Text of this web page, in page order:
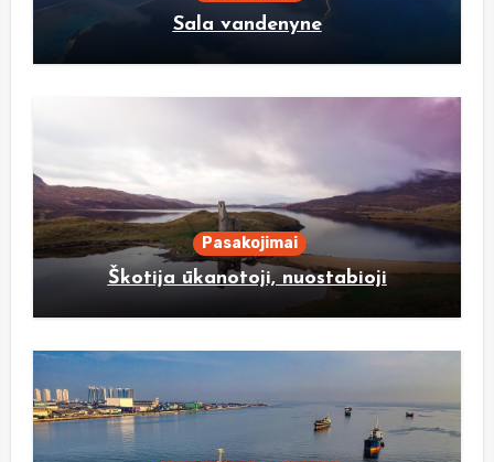
Sala vandenyne
Pasakojimai
Škotija ūkanotoji, nuostabioji